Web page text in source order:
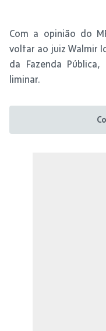
Com a opinião do
voltar ao juiz Walmir
da Fazenda
liminar.